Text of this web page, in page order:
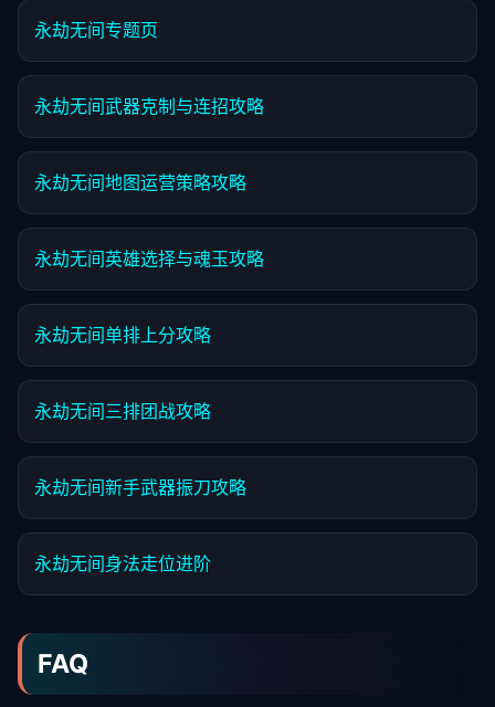
永劫无间专题页
永劫无间武器克制与连招攻略
永劫无间地图运营策略攻略
永劫无间英雄选择与魂玉攻略
永劫无间单排上分攻略
永劫无间三排团战攻略
永劫无间新手武器振刀攻略
永劫无间身法走位进阶
FAQ